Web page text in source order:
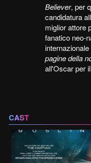
Believer, per
candidatura
miglior attore
fanatico neo-
pagine della
all'Oscar per
CAST